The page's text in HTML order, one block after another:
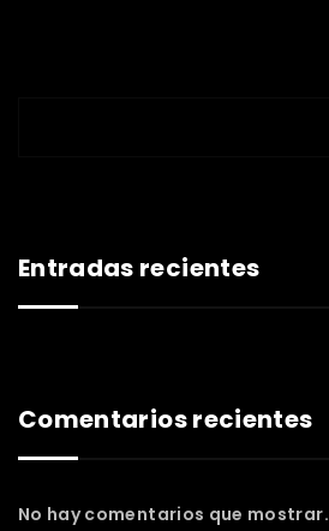
Entradas recientes
Comentarios recientes
No hay comentarios que mostrar.